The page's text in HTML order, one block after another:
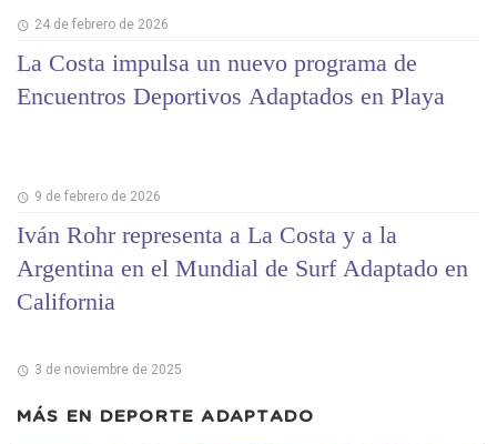
24 de febrero de 2026
La Costa impulsa un nuevo programa de
Encuentros Deportivos Adaptados en Playa
9 de febrero de 2026
Iván Rohr representa a La Costa y a la
Argentina en el Mundial de Surf Adaptado en
California
3 de noviembre de 2025
MÁS EN DEPORTE ADAPTADO